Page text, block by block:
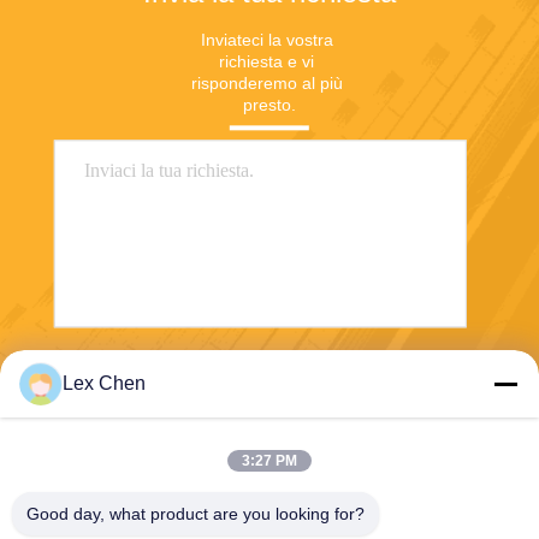
Inviateci la vostra
richiesta e vi
risponderemo al più
presto.
Lex Chen
3:27 PM
Good day, what product are you looking for?